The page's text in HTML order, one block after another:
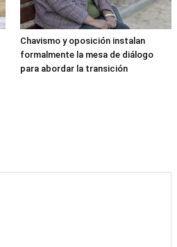
Chavismo y oposición instalan
formalmente la mesa de diálogo
para abordar la transición